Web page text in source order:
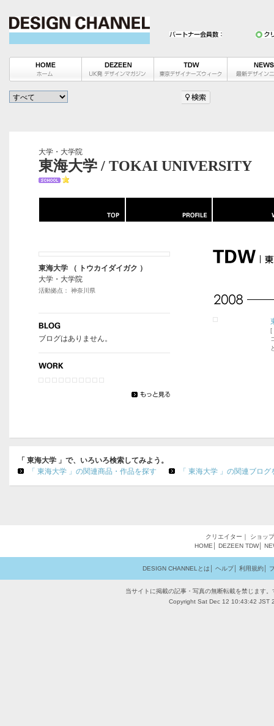
大学・大学院
東海大学 / TOKAI UNIVERSITY
[
東海大学 （ トウカイダイガク ）
大学・大学院
活動拠点： 神奈川県
ブログはありません。
「 東海大学 」で、いろいろ検索してみよう。
「 東海大学 」の関連商品・作品を探す
「 東海大学 」の関連ブログ
クリエイター ｜ ショップ
HOME
DEZEEN TDW│
DESIGN CHANNELとは ヘルプ│ 利用規約│
当サイトに掲載の記事・写真の無断転載を禁じます
Copyright Sat Dec 12 10:43:42 JST